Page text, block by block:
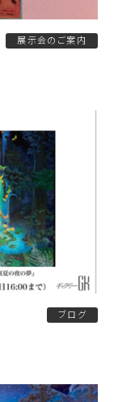
展示会のご案内
ブログ